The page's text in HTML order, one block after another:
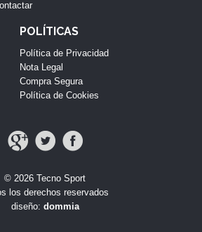
POLÍTICAS
Política de Privacidad
Nota Legal
Compra Segura
Política de Cookies
© 2026 Tecno Sport
los derechos reservados
diseño: dommia